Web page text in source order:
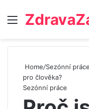
Menu
Home/Sezónní práce
pro člověka?
Sezónní práce